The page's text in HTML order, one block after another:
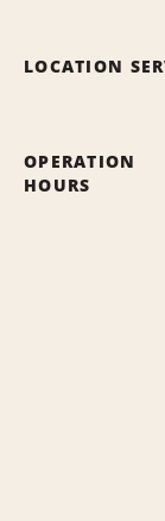
LOCATION
OPERATION
HOURS